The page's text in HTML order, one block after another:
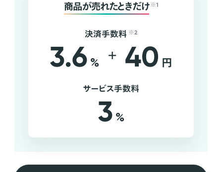
商品が売れたときだけ ※1
決済手数料 ※2
3.6 % + 40 円
サービス手数料
3 %